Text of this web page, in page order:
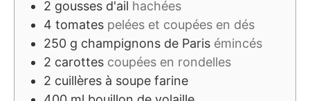
2 gousses d'ail hachées
4 tomates pelées et coupées en dés
250 g champignons de Paris émincés
2 carottes coupées en rondelles
2 cuillères à soupe farine